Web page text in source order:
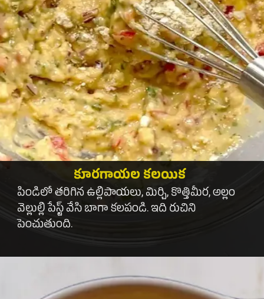
పిండిలో తరిగిన ఉల్లిపాయలు, మిర్చి, కొత్తిమీర, అల్లం
వెల్లుల్లి పేస్ట్ వేసి బాగా కలపండి. ఇది రుచిని
పెంచుతుంది.
కూరగాయల కలయిక